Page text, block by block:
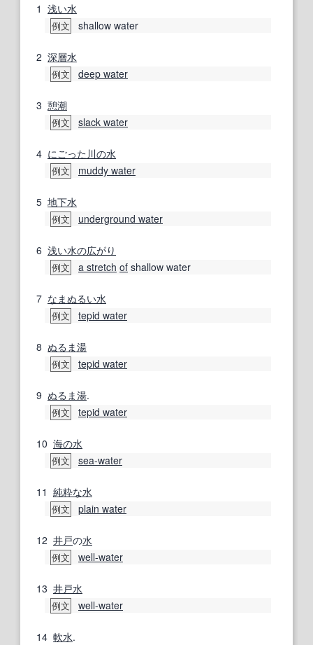
1 浅い水
例文 shallow water
2 深層水
例文 deep water
3 憩潮
例文 slack water
4 にごった 川の水
例文 muddy water
5 地下水
例文 underground water
6 浅い水の広がり
例文 a stretch of shallow water
7 なまぬるい水
例文 tepid water
8 ぬるま湯
例文 tepid water
9 ぬるま湯.
例文 tepid water
10 海の水
例文 sea-water
11 純粋な水
例文 plain water
12 井戸の水
例文 well-water
13 井戸水
例文 well-water
14 軟水.